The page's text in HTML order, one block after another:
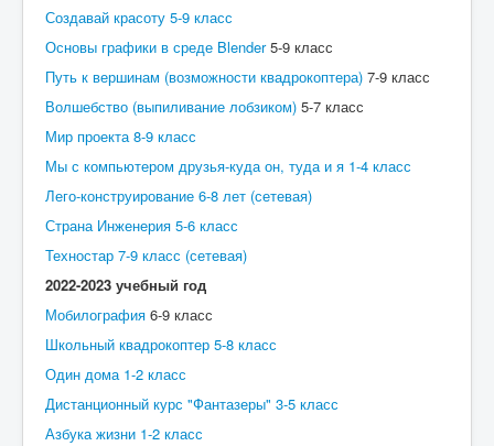
Музей
Школьный медиацентр
Приём детей в 1 класс
Детские организации
Создавай красоту 5-9 класс
Основы графики в среде Blender5-9 класс
Путь к вершинам (возможности квадрокоптера) 7-9 класс
Волшебство (выпиливание лобзиком) 5-7 класс
Мир проекта 8-9 класс
Мы с компьютером друзья-куда он, туда и я 1-4 класс
Лего-конструирование 6-8 лет (сетевая)
Страна Инженерия 5-6 класс
Техностар 7-9 класс (сетевая)
2022-2023 учебный год
Мобилография 6-9 класс
Школьный квадрокоптер 5-8 класс
Один дома 1-2 класс
Дистанционный курс "Фантазеры" 3-5 класс
Азбука жизни 1-2 класс